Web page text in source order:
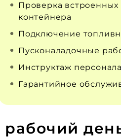
Проверка встроенных
контейнера
Подключение
Пусконаладочные
Инструктаж персонала
Гарантийное
рабочий